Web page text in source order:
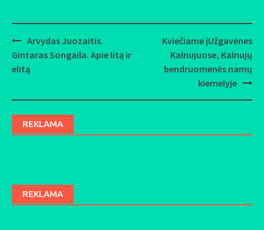
Post
navigation
Arvydas Juozaitis.
Gintaras Songaila. Apie litą ir
elitą
Kviečiame įUžgavėnes
Kalnujuose, Kalnujų
bendruomenės namų
kiemelyje
REKLAMA
REKLAMA